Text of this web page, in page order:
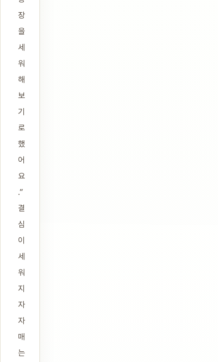
장
을
세
워
해
보
기
로
했
어
요
.”
결
심
이
세
워
지
자
자
매
는